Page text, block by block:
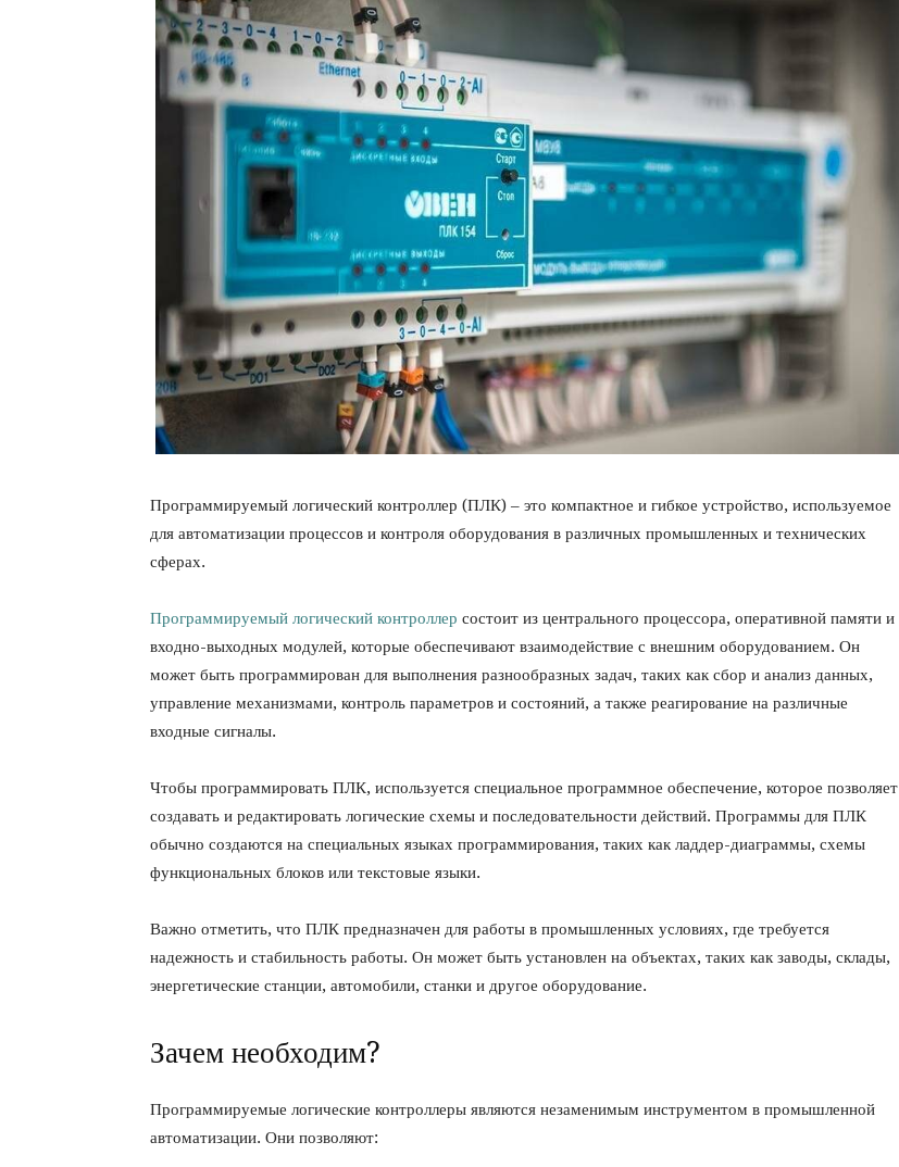
Программируемый логический контроллер (ПЛК) – это компактное и гибкое устройство, используемое
для автоматизации процессов и контроля оборудования в различных промышленных и технических
сферах.
Программируемый логический контроллер состоит из центрального процессора, оперативной памяти и
входно-выходных модулей, которые обеспечивают взаимодействие с внешним оборудованием. Он
может быть программирован для выполнения разнообразных задач, таких как сбор и анализ данных,
управление механизмами, контроль параметров и состояний, а также реагирование на различные
входные сигналы.
Чтобы программировать ПЛК, используется специальное программное обеспечение, которое позволяет
создавать и редактировать логические схемы и последовательности действий. Программы для ПЛК
обычно создаются на специальных языках программирования, таких как ладдер-диаграммы, схемы
функциональных блоков или текстовые языки.
Важно отметить, что ПЛК предназначен для работы в промышленных условиях, где требуется
надежность и стабильность работы. Он может быть установлен на объектах, таких как заводы, склады,
энергетические станции, автомобили, станки и другое оборудование.
Зачем необходим?
Программируемые логические контроллеры являются незаменимым инструментом в промышленной
автоматизации. Они позволяют: